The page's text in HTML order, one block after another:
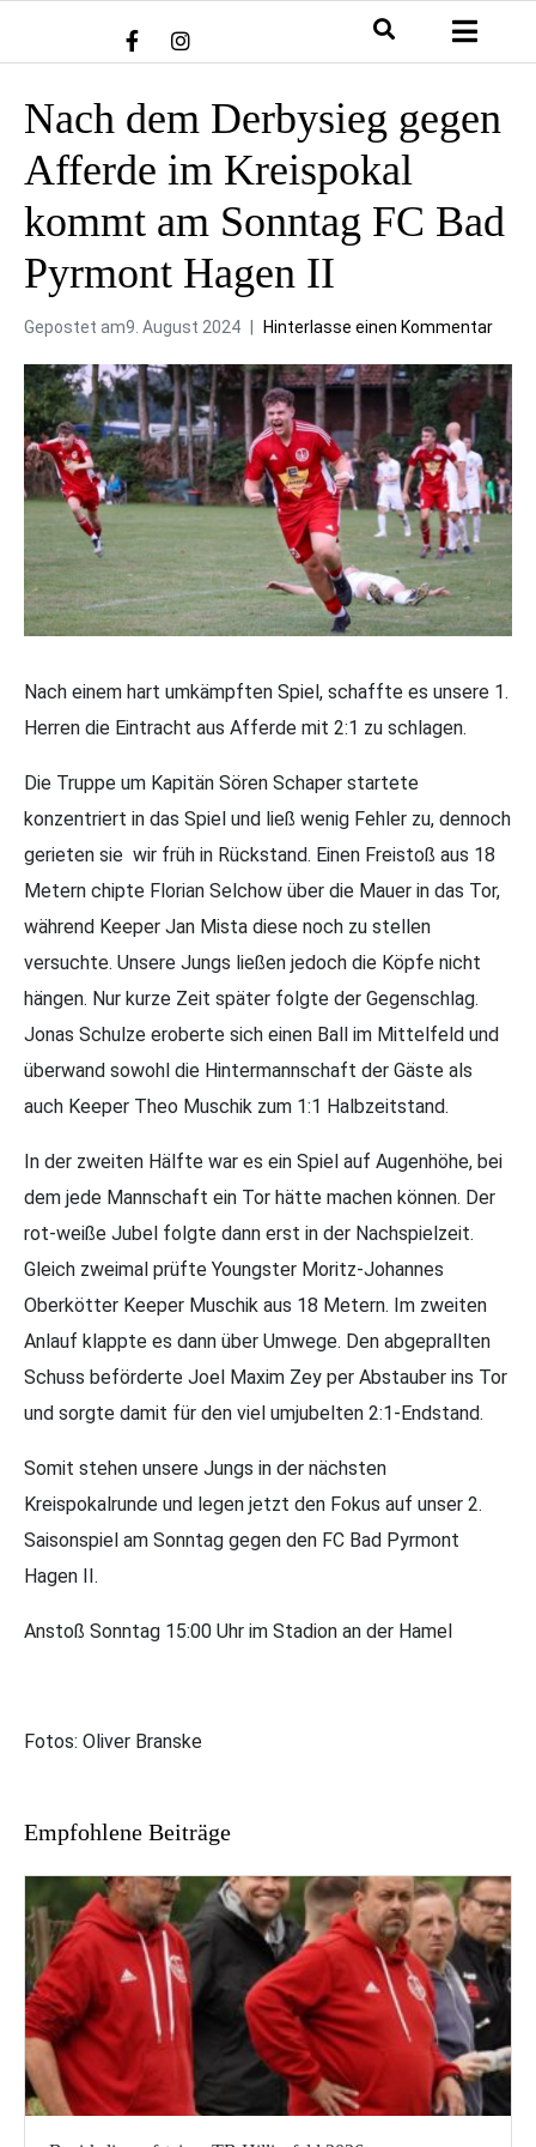
Nach dem Derbysieg gegen
Afferde im Kreispokal
kommt am Sonntag FC Bad
Pyrmont Hagen II
Gepostet am9. August 2024 Hinterlasse einen Kommentar
Nach einem hart umkämpften Spiel, schaffte es unsere 1.
Herren die Eintracht aus Afferde mit 2:1 zu schlagen.
Die Truppe um Kapitän Sören Schaper startete
konzentriert in das Spiel und ließ wenig Fehler zu, dennoch
gerieten sie wir früh in Rückstand. Einen Freistoß aus 18
Metern chipte Florian Selchow über die Mauer in das Tor,
während Keeper Jan Mista diese noch zu stellen
versuchte. Unsere Jungs ließen jedoch die Köpfe nicht
hängen. Nur kurze Zeit später folgte der Gegenschlag.
Jonas Schulze eroberte sich einen Ball im Mittelfeld und
überwand sowohl die Hintermannschaft der Gäste als
auch Keeper Theo Muschik zum 1:1 Halbzeitstand.
In der zweiten Hälfte war es ein Spiel auf Augenhöhe, bei
dem jede Mannschaft ein Tor hätte machen können. Der
rot-weiße Jubel folgte dann erst in der Nachspielzeit.
Gleich zweimal prüfte Youngster Moritz-Johannes
Oberkötter Keeper Muschik aus 18 Metern. Im zweiten
Anlauf klappte es dann über Umwege. Den abgeprallten
Schuss beförderte Joel Maxim Zey per Abstauber ins Tor
und sorgte damit für den viel umjubelten 2:1-Endstand.
Somit stehen unsere Jungs in der nächsten
Kreispokalrunde und legen jetzt den Fokus auf unser 2.
Saisonspiel am Sonntag gegen den FC Bad Pyrmont
Hagen II.
Anstoß Sonntag 15:00 Uhr im Stadion an der Hamel
Fotos: Oliver Branske
Empfohlene Beiträge